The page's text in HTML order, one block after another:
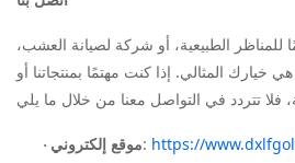
للمناظر الطبيعية، أو شركة لصيانة العشب،
خيارك المثالي. إذا كنت مهتمًا بمنتجاتنا أو
· موقع إلكتروني: https://